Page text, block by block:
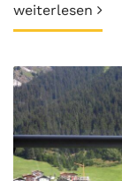
weiterlesen